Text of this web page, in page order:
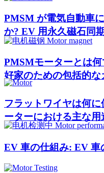
PMSM が電気自動車
か? EV 用永久磁石同
PMSMモーターとは
好家のための包括的な
フラットワイヤは何
ーターにおける主な用
EV 車の仕組み: EV 車